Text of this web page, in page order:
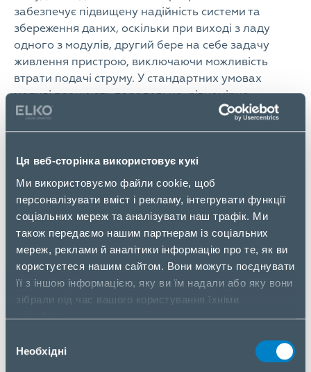
Ця веб-сторінка використовує кукі
Ми використовуємо файли cookie, щоб
персоналізувати вміст і рекламу, інтегрувати функції
соціальних мереж та аналізувати наш трафік. Ми
також передаємо нашим партнерам із соціальних
мереж, реклами й аналітики інформацію про те, як ви
користуєтеся нашим сайтом. Вони можуть поєднувати
її з іншою інформацією, яку ви їм надали або яку вони
зібрали під час вашого користування їхніми
службами.
згоди
Необхідні
забезпечує підвищену надійність системи та
збереження даних, оскільки при виході з ладу
одного з модулів, другий бере на себе задачу
живлення пристрою, виключаючи можливість
втрати подачі струму. У стандартних умовах
модулі працюють паралельно, рівномірно
розподіляючи між собою навантаження.
FSP1200-50FS – це високоякісне джерело
потужністю в 1200Вт, відповідає стандарту
80+ Platinum, а також виготовлене у форм-
факторі CRPS.
Стабільна робота при температурі 55 ℃
(протягом 24 год);
Активна схема PFC (корекція коефіцієнта
потужності);
Робоча висота до 5000м над рівнем моря;
MTBF> 100 000ч при 25 ℃;
Даний блок живлення стане відмінним рішенням